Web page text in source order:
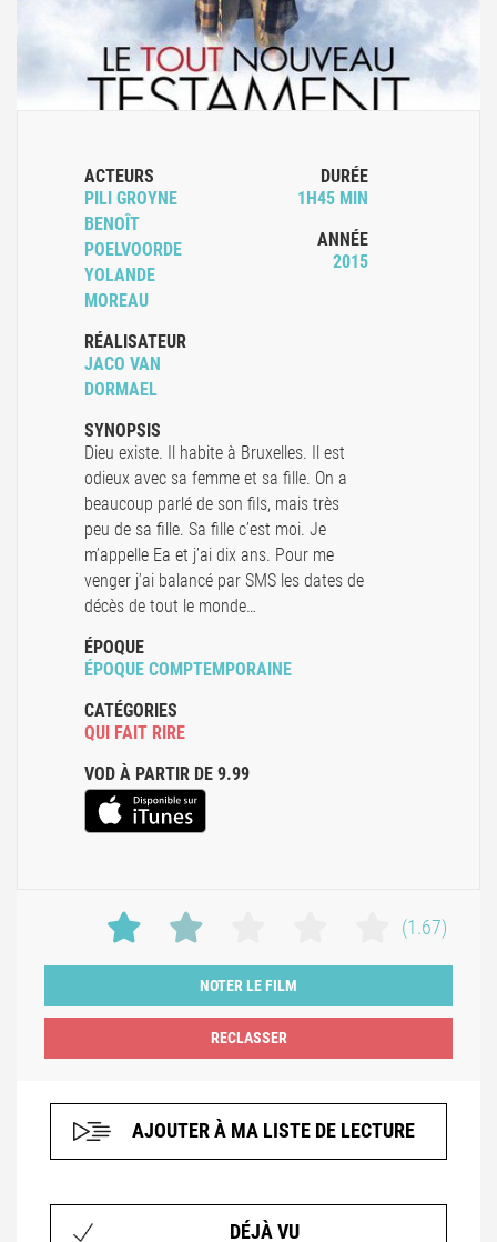
ACTEURS
PILI GROYNE
BENOÎT
POELVOORDE
YOLANDE
MOREAU
RÉALISATEUR
JACO VAN
DORMAEL
DURÉE
1H45 MIN
ANNÉE
2015
SYNOPSIS
Dieu existe. Il habite à Bruxelles. Il est
odieux avec sa femme et sa fille. On a
beaucoup parlé de son fils, mais très
peu de sa fille. Sa fille c’est moi. Je
m’appelle Ea et j’ai dix ans. Pour me
venger j’ai balancé par SMS les dates de
décès de tout le monde…
ÉPOQUE
ÉPOQUE COMPTEMPORAINE
CATÉGORIES
QUI FAIT RIRE
VOD À PARTIR DE 9.99
(1.67)
NOTER LE FILM
AJOUTER À MA LISTE DE LECTURE
DÉJÀ VU